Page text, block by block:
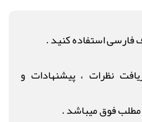
فارسی استفاده کنید .
نظرات ، پیشنهادات و
مطلب فوق میباشد .